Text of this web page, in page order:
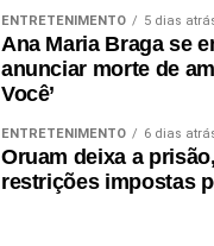
ENTRETENIMENTO 5 dias
Ana Maria Braga se
anunciar morte de
Você’
ENTRETENIMENTO 6 dias
Oruam deixa a
restrições impostas